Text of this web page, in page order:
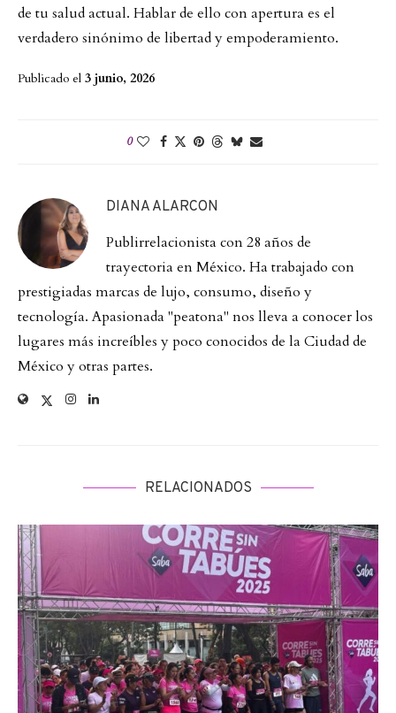
de tu salud actual. Hablar de ello con apertura es el
verdadero sinónimo de libertad y empoderamiento.
Publicado el 3 junio, 2026
0
DIANA ALARCON
Publirrelacionista con 28 años de
trayectoria en México. Ha trabajado con
prestigiadas marcas de lujo, consumo, diseño y
tecnología. Apasionada "peatona" nos lleva a conocer los
lugares más increíbles y poco conocidos de la Ciudad de
México y otras partes.
RELACIONADOS